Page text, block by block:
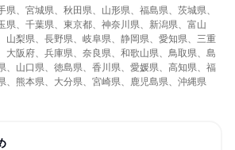
県、宮城県、秋田県、山形県、福島県、茨城県、
県、千葉県、東京都、神奈川県、新潟県、富山
山梨県、長野県、岐阜県、静岡県、愛知県、三重
大阪府、兵庫県、奈良県、和歌山県、鳥取県、島
、山口県、徳島県、香川県、愛媛県、高知県、福
、熊本県、大分県、宮崎県、鹿児島県、沖縄県